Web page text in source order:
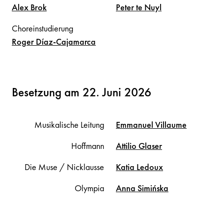
Alex Brok
Peterte Nuyl
Choreinstudierung
Roger Díaz-Cajamarca
Besetzung am 22. Juni 2026
Musikalische Leitung Emmanuel Villaume
Hoffmann
Attilio Glaser
Die Muse / Nicklausse
Katia Ledoux
Olympia
Anna Simińska